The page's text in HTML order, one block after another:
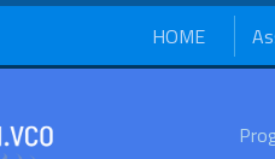
HOME